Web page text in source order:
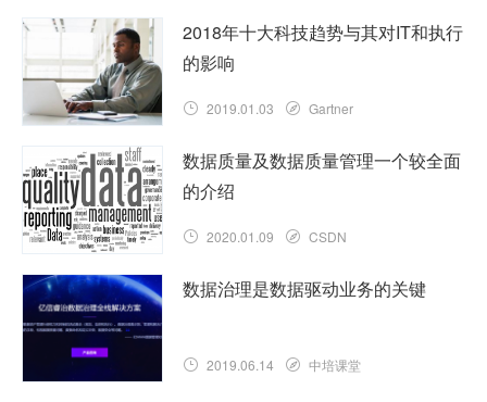
2018年十大科技趋势与其对IT和执行
的影响
2019.01.03 Gartner
数据质量及数据质量管理一个较全面
的介绍
2020.01.09 CSDN
数据治理是数据驱动业务的关键
2019.06.14 中培课堂